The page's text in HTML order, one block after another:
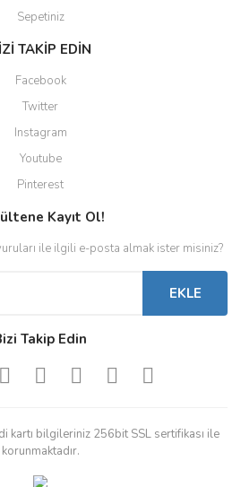
Sepetiniz
TAKİP EDİN
Facebook
Twitter
Instagram
Youtube
Pinterest
Kayıt Ol!
ile ilgili e-posta almak ister misiniz?
EKLE
Takip Edin
kartı bilgileriniz 256bit SSL sertifikası ile
korunmaktadır.